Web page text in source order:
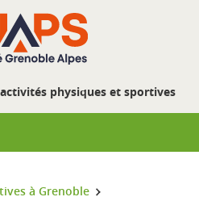
physiques et sportives
de recherche
à Grenoble